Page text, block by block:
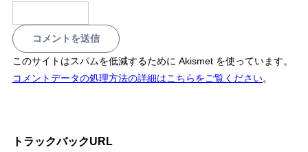
このサイトはスパムを低減するために Akismet を使っています。
コメントデータの処理方法の詳細はこちらをご覧ください。
トラックバックURL